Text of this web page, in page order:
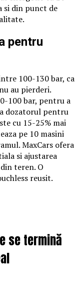
si din punct de
pentru
100-130 bar, ca
au pierderi.
100 bar, pentru a
dozatorul pentru
cu 15-25% mai
pe 10 masini
MaxCars ofera
si ajustarea
teren. O
reusit.
se termină